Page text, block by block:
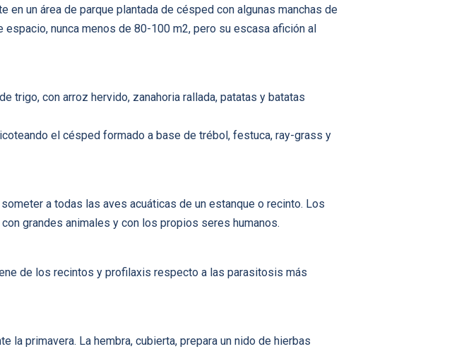
un área de parque plantada de césped con algunas manchas de
nunca menos de 80-100 m2, pero su escasa afición al
trigo, con arroz hervido, zanahoria rallada, patatas y batatas
el césped formado a base de trébol, festuca, ray-grass y
a todas las aves acuáticas de un estanque o recinto. Los
grandes animales y con los propios seres humanos.
de los recintos y profilaxis respecto a las parasitosis más
la primavera. La hembra, cubierta, prepara un nido de hierbas